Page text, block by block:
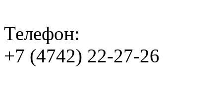
Телефон:
+7 (4742) 22-27-26